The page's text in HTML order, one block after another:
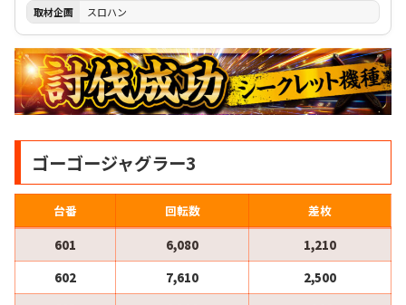
取材企画
スロハン
ゴーゴージャグラー3
台番 回転数
差枚
601
6,080
1,210
602
7,610
2,500